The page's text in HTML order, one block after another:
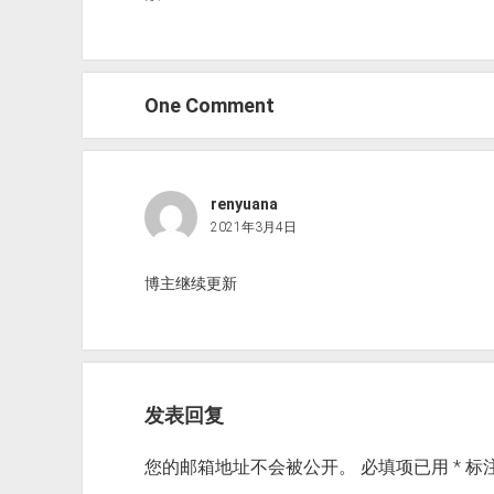
One Comment
renyuana
2021年3月4日
博主继续更新
发表回复
您的邮箱地址不会被公开。 必填项已用 *标